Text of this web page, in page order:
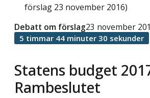
förslag 23 november 2016)
Statens budget
Rambeslutet
Debatt om förslag23 november
5 timmar 44 minuter 30 sekunder